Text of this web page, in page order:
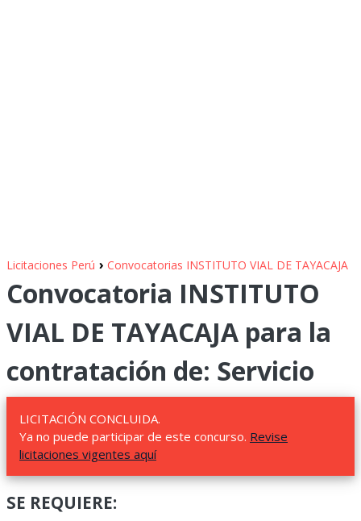
Licitaciones Perú › Convocatorias INSTITUTO VIAL DE TAYACAJA
Convocatoria INSTITUTO
VIAL DE TAYACAJA para la
contratación de: Servicio
LICITACIÓN CONCLUIDA.
Ya no puede participar de este concurso. Revise
licitaciones vigentes aquí
SE REQUIERE: